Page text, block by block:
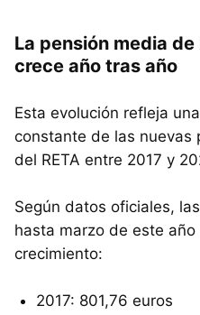
La pensión media
crece año tras año
Esta evolución refleja
constante de las nuevas
del RETA entre 2017 y
Según datos oficiales,
hasta marzo de este
crecimiento:
2017: 801,76 euros